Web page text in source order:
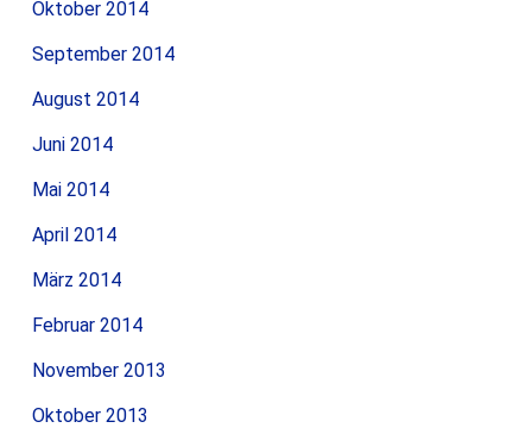
Oktober 2014
September 2014
August 2014
Juni 2014
Mai 2014
April 2014
März 2014
Februar 2014
November 2013
Oktober 2013